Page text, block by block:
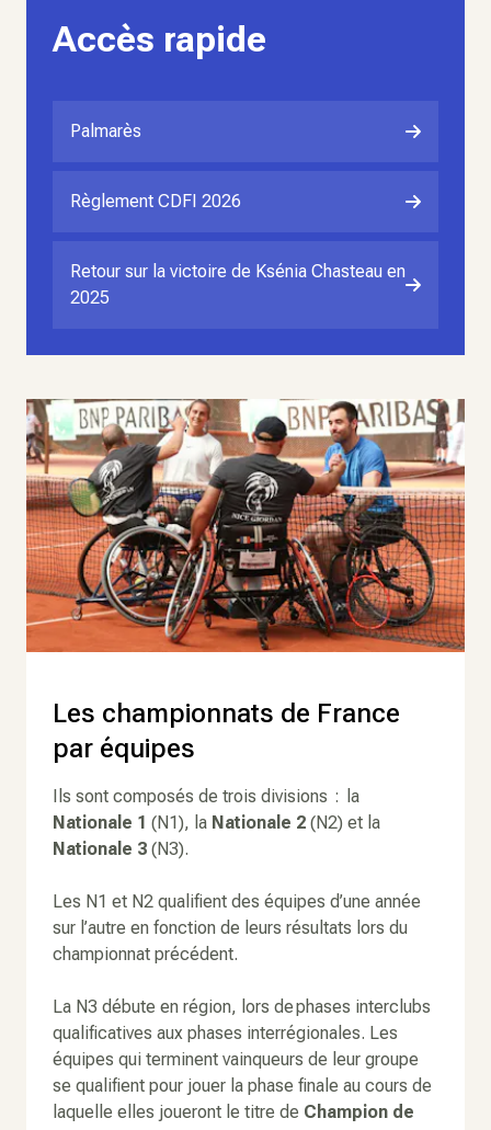
Accès rapide
Palmarès
Règlement CDFI 2026
Retour sur la victoire de Ksénia Chasteau en
2025
Les championnats de France
par équipes
Ils sont composés de trois divisions : la
Nationale 1 (N1), la Nationale 2 (N2) et la
Nationale 3 (N3).
Les N1 et N2 qualifient des équipes d’une année
sur l’autre en fonction de leurs résultats lors du
championnat précédent.
La N3 débute en région, lors de phases interclubs
qualificatives aux phases interrégionales. Les
équipes qui terminent vainqueurs de leur groupe
se qualifient pour jouer la phase finale au cours de
laquelle elles joueront le titre de Champion de